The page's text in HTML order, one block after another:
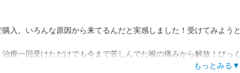
入。いろんな原因から来てるんだと実感しました！受けてみようと
療一回受けただけでも今まで苦しんでた喉の痛みから解放！びっく
もっとみる▼